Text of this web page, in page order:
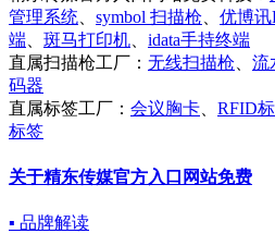
管理系统
symbol 扫描枪 优博讯
端
斑马打印机
idata手持终端
直属扫描枪工厂： 无线扫描枪 流
码器
直属标签工厂： 会议胸卡 RFID
标签
关于精东传媒官方入口网站免费
▪ 品牌解读